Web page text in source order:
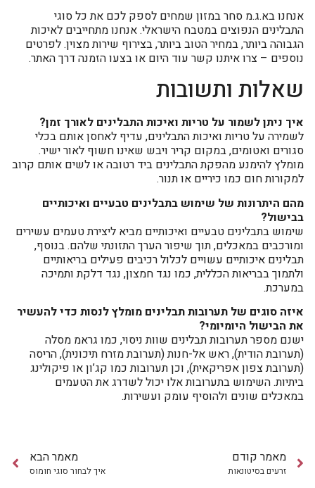
אנחנו בא.ג.מ סחר במזון שמחים לספק לכם את כל סוגי
התבלינים הנפוצים במטבח הישראלי. אנחנו מתחייבים לאיכות
הגבוהה ביותר, במחיר הטוב ביותר, בצירוף שירות מצוין. לפרטים
נוספים – צרו איתנו קשר עוד היום או בצעו הזמנה דרך האתר.
שאלות ותשובות
איך ניתן לשמור על טריות ואיכות התבלינים לאורך זמן?
לשמירה על טריות ואיכות התבלינים, עדיף לאחסן אותם בכלי
סגורים ואטומים, במקום קריר ויבש שאינו חשוף לאור ישיר.
מומלץ להימנע מהפקת התבלינים ביד רטובה או לשים אותם קרוב
למקורות חום כמו כיריים או תנור.
מהם היתרונות של שימוש בתבלינים טבעיים ואיכותיים
בבישול?
שימוש בתבלינים טבעיים ואיכותיים מביא ליצירת טעמים עשירים
ומורכבים במאכלים, תוך שיפור הערך התזונתי שלהם. בנוסף,
תבלינים איכותיים עשויים לכלול רכיבים פעילים בריאותיים
ולתמוך בבריאות הכללית, כמו נגד חמצון, נגד דלקת ותמיכה
במערכת.
איזה סוגים של תערובות תבלינים מומלץ לנסות כדי להעשיר
את הבישול היומיומי?
ישנם מספר תערובות תבלינים שוות ניסוי, כמו גראמ מסלה
(תערובת הודית), ראש אל-חנות (תערובת מזרח תיכונית), הריסה
(תערובת צפון אפריקאית), וכן תערובות כמו קג’ון או פיקולינג
ביתיות. השימוש בתערובות אלו יכול לשדרג את הטעמים
במאכלים שונים ולהוסיף עומק ועשירות.
מאמר קודם
זרעים בסיטונאות
מאמר הבא
איך לבחור סוגי חומוס